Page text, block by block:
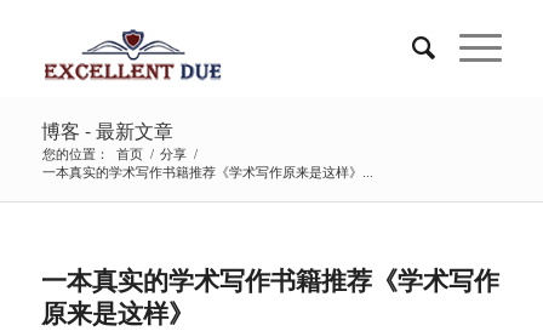
博客 - 最新文章
您的位置： 首页 / 分享 /
一本真实的学术写作书籍推荐《学术写作原来是这样》...
一本真实的学术写作书籍推荐《学术写作
原来是这样》